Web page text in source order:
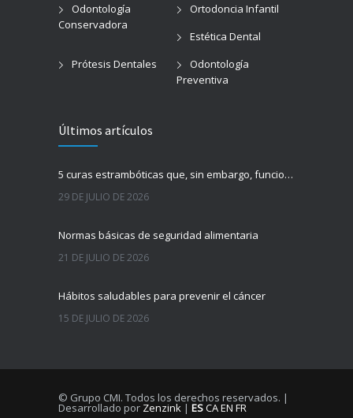
Odontología
Conservadora
Ortodoncia Infantil
Estética Dental
Prótesis Dentales
Odontología
Preventiva
Últimos artículos
5 curas estrambóticas que, sin embargo, funcionan
29 DE JULIO DE 2026
Normas básicas de seguridad alimentaria
21 DE JULIO DE 2026
Hábitos saludables para prevenir el cáncer
15 DE JULIO DE 2026
© Grupo CMI. Todos los derechos reservados. |
Desarrollado por Zenzink | ESCAEN FR